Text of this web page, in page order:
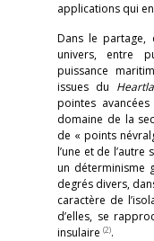
applications qui
Dans le partage,
univers, entre
puissance
issues du
pointes
domaine de la
de « points
l’une et de l’autre
un déterminisme
degrés divers,
caractère de
d’elles, se
insulaire (2).